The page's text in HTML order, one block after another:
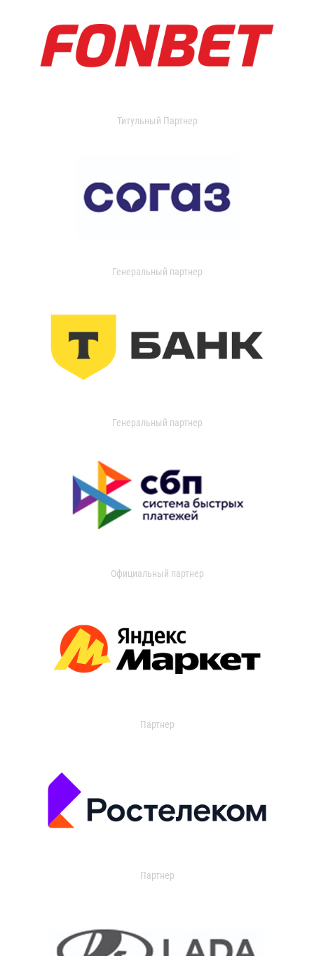
Титульный Партнер
Генеральный партнер
Генеральный партнер
Официальный партнер
Партнер
Партнер